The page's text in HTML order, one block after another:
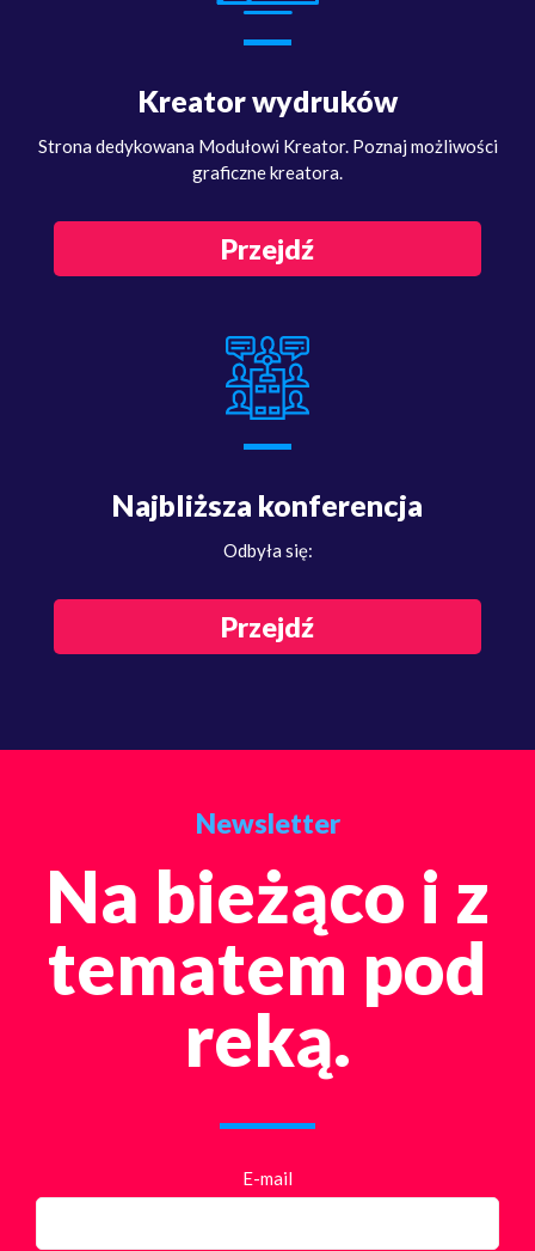
Kreator wydruków
Strona dedykowana Modułowi Kreator. Poznaj możliwości
graficzne kreatora.
Przejdź
Najbliższa konferencja
Odbyła się:
Przejdź
Newsletter
Na bieżąco i z
tematem pod
reką.
E-mail